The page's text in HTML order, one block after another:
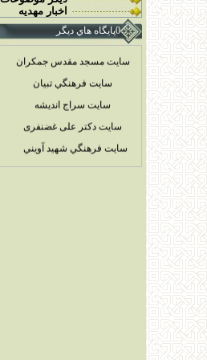
اخبار مهديه
0پايگاه هاي ديگر
سايت فرهنگي شهيد آويني